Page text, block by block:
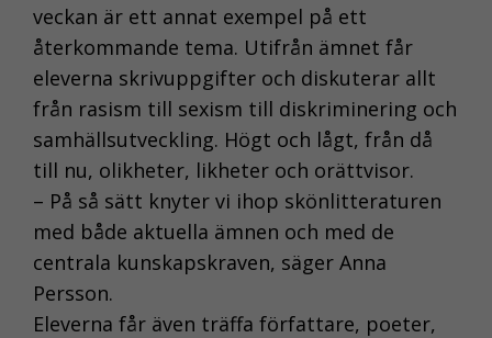
veckan är ett annat exempel på ett
återkommande tema. Utifrån ämnet får
eleverna skrivuppgifter och diskuterar allt
från rasism till sexism till diskriminering och
samhällsutveckling. Högt och lågt, från då
till nu, olikheter, likheter och orättvisor.
– På så sätt knyter vi ihop skönlitteraturen
med både aktuella ämnen och med de
centrala kunskapskraven, säger Anna
Persson.
Eleverna får även träffa författare, poeter,